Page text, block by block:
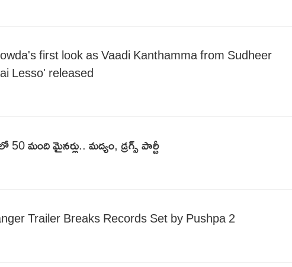
first look as Vaadi Kanthamma from Sudheer
Lesso' released
మంది మైనర్లు.. మద్యం, డ్రగ్స్ పార్టీ
Trailer Breaks Records Set by Pushpa 2